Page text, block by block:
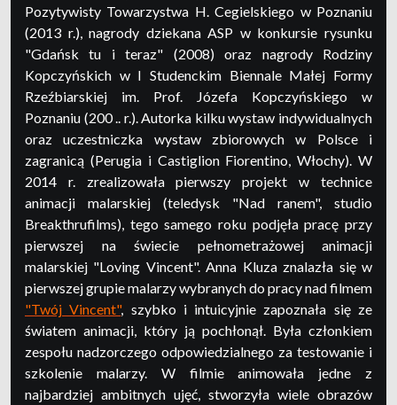
Pozytywisty Towarzystwa H. Cegielskiego w Poznaniu
(2013 r.), nagrody dziekana ASP w konkursie rysunku
"Gdańsk tu i teraz" (2008) oraz nagrody Rodziny
Kopczyńskich w I Studenckim Biennale Małej Formy
Rzeźbiarskiej im. Prof. Józefa Kopczyńskiego w
Poznaniu (200 .. r.). Autorka kilku wystaw indywidualnych
oraz uczestniczka wystaw zbiorowych w Polsce i
zagranicą (Perugia i Castiglion Fiorentino, Włochy). W
2014 r. zrealizowała pierwszy projekt w technice
animacji malarskiej (teledysk "Nad ranem", studio
Breakthrufilms), tego samego roku podjęła pracę przy
pierwszej na świecie pełnometrażowej animacji
malarskiej "Loving Vincent". Anna Kluza znalazła się w
pierwszej grupie malarzy wybranych do pracy nad filmem
"Twój Vincent", szybko i intuicyjnie zapoznała się ze
światem animacji, który ją pochłonął. Była członkiem
zespołu nadzorczego odpowiedzialnego za testowanie i
szkolenie malarzy. W filmie animowała jedne z
najbardziej ambitnych ujęć, stworzyła wiele obrazów